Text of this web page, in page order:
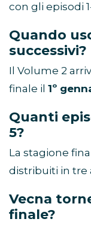
con gli episodi
Quando
successivi?
Il Volume 2
finale il 1º
Quanti
5?
La stagione
distribuiti in
Vecna
finale?